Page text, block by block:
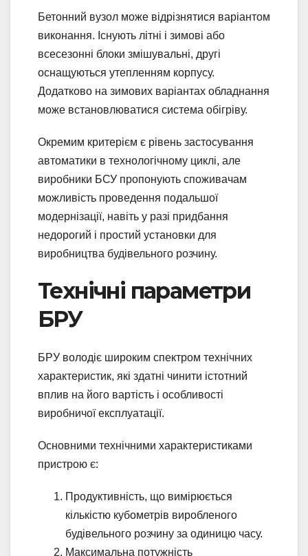
Бетонний вузол може відрізнятися варіантом
виконання. Існують літні і зимові або
всесезонні блоки змішувальні, другі
оснащуються утепленням корпусу.
Додатково на зимових варіантах обладнання
може встановлюватися система обігріву.
Окремим критерієм є рівень застосування
автоматики в технологічному циклі, але
виробники БСУ пропонують споживачам
можливість проведення подальшої
модернізації, навіть у разі придбання
недорогий і простий установки для
виробництва будівельного розчину.
Технічні параметри
БРУ
БРУ володіє широким спектром технічних
характеристик, які здатні чинити істотний
вплив на його вартість і особливості
виробничої експлуатації.
Основними технічними характеристиками
пристрою є:
Продуктивність, що вимірюється
кількістю кубометрів виробленого
будівельного розчину за одиницю часу.
Максимальна потужність